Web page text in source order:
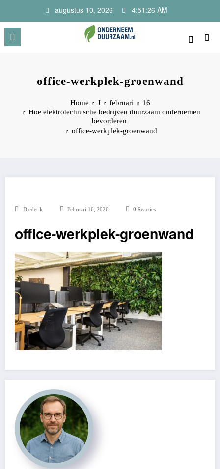
de
inhoud
augustus 10, 2026 4:51:26 AM
office-werkplek-groenwand
Home J februari
16
Hoe elektrotechnische bedrijven duurzaam ondernemen
bevorderen
office-werkplek-groenwand
Diederik Februari 16, 2026 0 Reacties
office-werkplek-groenwand